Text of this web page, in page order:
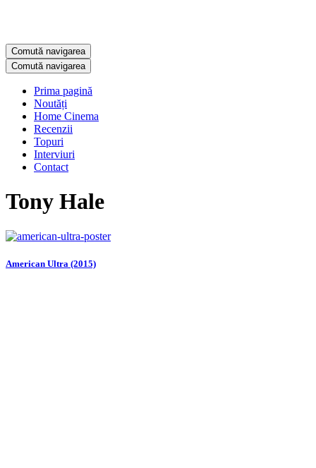
Comută navigarea
Comută navigarea
Prima pagină
Noutăți
Home Cinema
Recenzii
Topuri
Interviuri
Contact
Tony Hale
American Ultra (2015)